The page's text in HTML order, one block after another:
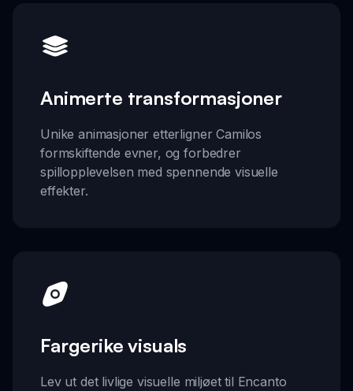
Animerte transformasjoner
Unike animasjoner etterligner Camilos
formskiftende evner, og forbedrer
spillopplevelsen med spennende visuelle
effekter.
Fargerike visuals
Lev ut det livlige visuelle miljøet til Encanto